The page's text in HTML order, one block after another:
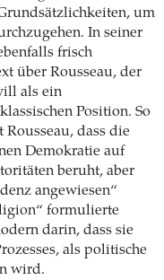
um
In seiner
frisch
über Rousseau, der
als ein
Position. So
dass die
Demokratie auf
beruht, aber
angewiesen“
formulierte
darin, dass sie
als politische
wird.